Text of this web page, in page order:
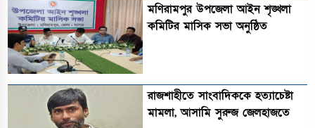
মণিরামপুর উপজেলা আইন শৃঙ্খলা
কমিটির মাসিক সভা অনুষ্ঠিত‎‎
রাজশাহীতে সাংবাদিককে হত্যাচেষ্টা
মামলা, আসামি সুরুজ জেলহাজতে